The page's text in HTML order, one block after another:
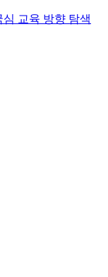
교육 방향 탐색